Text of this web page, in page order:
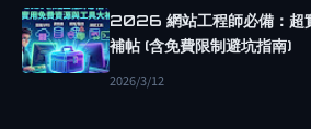
無
效
2026 網站工程師必備：超
補帖 (含免費限制避坑指南)
2026/3/12